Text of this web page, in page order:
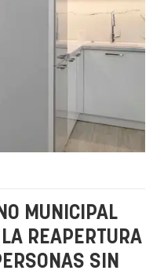
MUNICIPAL
REAPERTURA
SIN